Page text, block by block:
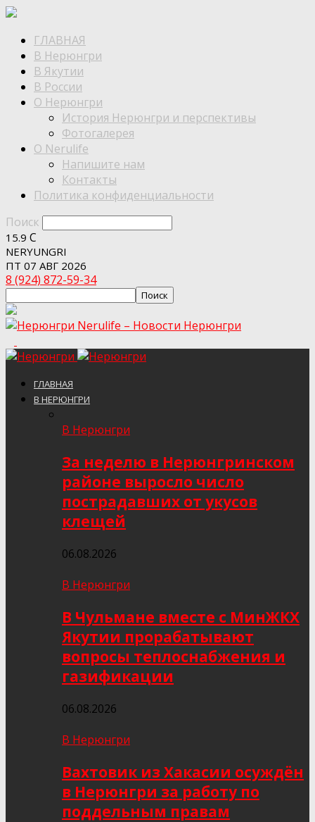
ГЛАВНАЯ
В Нерюнгри
В Якутии
В России
О Нерюнгри
История Нерюнгри и перспективы
Фотогалерея
О Nerulife
Напишите нам
Контакты
Политика конфиденциальности
Поиск
15.9 C
NERYUNGRI
ПТ 07 АВГ 2026
8 (924) 872-59-34
Nerulife – Новости Нерюнгри
ГЛАВНАЯ
В НЕРЮНГРИ
В Нерюнгри
За неделю в Нерюнгринском
районе выросло число
пострадавших от укусов
клещей
06.08.2026
В Нерюнгри
В Чульмане вместе с МинЖКХ
Якутии прорабатывают
вопросы теплоснабжения и
газификации
06.08.2026
В Нерюнгри
Вахтовик из Хакасии осуждён
в Нерюнгри за работу по
поддельным правам